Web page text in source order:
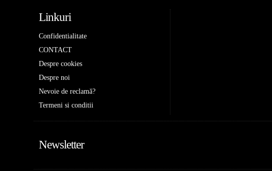
Linkuri
Confidentialitate
CONTACT
Despre cookies
Despre noi
Nevoie de reclamă?
Termeni si conditii
Newsletter